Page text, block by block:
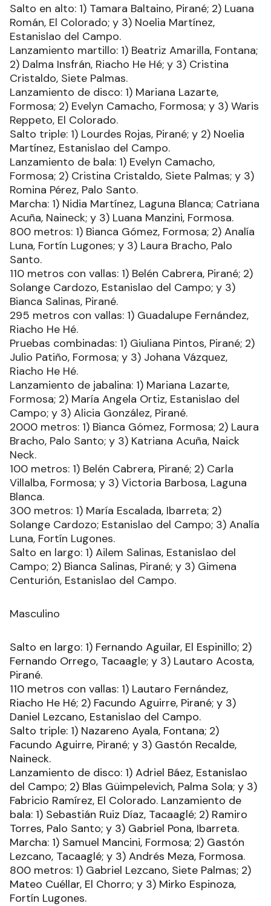
Salto en alto: 1) Tamara Baltaino, Pirané; 2) Luana
Román, El Colorado; y 3) Noelia Martínez,
Estanislao del Campo.
Lanzamiento martillo: 1) Beatriz Amarilla, Fontana;
2) Dalma Insfrán, Riacho He Hé; y 3) Cristina
Cristaldo, Siete Palmas.
Lanzamiento de disco: 1) Mariana Lazarte,
Formosa; 2) Evelyn Camacho, Formosa; y 3) Waris
Reppeto, El Colorado.
Salto triple: 1) Lourdes Rojas, Pirané; y 2) Noelia
Martínez, Estanislao del Campo.
Lanzamiento de bala: 1) Evelyn Camacho,
Formosa; 2) Cristina Cristaldo, Siete Palmas; y 3)
Romina Pérez, Palo Santo.
Marcha: 1) Nidia Martínez, Laguna Blanca; Catriana
Acuña, Naineck; y 3) Luana Manzini, Formosa.
800 metros: 1) Bianca Gómez, Formosa; 2) Analía
Luna, Fortín Lugones; y 3) Laura Bracho, Palo
Santo.
110 metros con vallas: 1) Belén Cabrera, Pirané; 2)
Solange Cardozo, Estanislao del Campo; y 3)
Bianca Salinas, Pirané.
295 metros con vallas: 1) Guadalupe Fernández,
Riacho He Hé.
Pruebas combinadas: 1) Giuliana Pintos, Pirané; 2)
Julio Patiño, Formosa; y 3) Johana Vázquez,
Riacho He Hé.
Lanzamiento de jabalina: 1) Mariana Lazarte,
Formosa; 2) María Angela Ortiz, Estanislao del
Campo; y 3) Alicia González, Pirané.
2000 metros: 1) Bianca Gómez, Formosa; 2) Laura
Bracho, Palo Santo; y 3) Katriana Acuña, Naick
Neck.
100 metros: 1) Belén Cabrera, Pirané; 2) Carla
Villalba, Formosa; y 3) Victoria Barbosa, Laguna
Blanca.
300 metros: 1) María Escalada, Ibarreta; 2)
Solange Cardozo; Estanislao del Campo; 3) Analía
Luna, Fortín Lugones.
Salto en largo: 1) Ailem Salinas, Estanislao del
Campo; 2) Bianca Salinas, Pirané; y 3) Gimena
Centurión, Estanislao del Campo.
Masculino
Salto en largo: 1) Fernando Aguilar, El Espinillo; 2)
Fernando Orrego, Tacaagle; y 3) Lautaro Acosta,
Pirané.
110 metros con vallas: 1) Lautaro Fernández,
Riacho He Hé; 2) Facundo Aguirre, Pirané; y 3)
Daniel Lezcano, Estanislao del Campo.
Salto triple: 1) Nazareno Ayala, Fontana; 2)
Facundo Aguirre, Pirané; y 3) Gastón Recalde,
Naineck.
Lanzamiento de disco: 1) Adriel Báez, Estanislao
del Campo; 2) Blas Güimpelevich, Palma Sola; y 3)
Fabricio Ramírez, El Colorado. Lanzamiento de
bala: 1) Sebastián Ruiz Díaz, Tacaaglé; 2) Ramiro
Torres, Palo Santo; y 3) Gabriel Pona, Ibarreta.
Marcha: 1) Samuel Mancini, Formosa; 2) Gastón
Lezcano, Tacaaglé; y 3) Andrés Meza, Formosa.
800 metros: 1) Gabriel Lezcano, Siete Palmas; 2)
Mateo Cuéllar, El Chorro; y 3) Mirko Espinoza,
Fortín Lugones.